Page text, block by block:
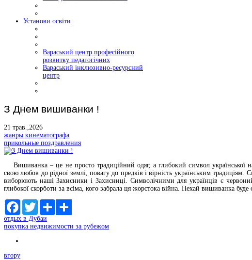
Установи освіти
Вараський центр професійного
розвитку педагогічних
Вараський інклюзивно-ресурсний
центр
З Днем вишиванки !
21 трав.,2026
жанры кинематографа
прикольные поздравления
Вишиванка – це не просто традиційний одяг, а глибокий символ української
свою любов до рідної землі, повагу до предків і вірність українським
виборюють наші Захисники і Захисниці. Символічними для українців є
глибокої скорботи за всіма, кого забрала ця жорстока війна. Нехай вишиванка буде
FacebookTwitter Share
Share
отдых в Дубаи
покупка недвижимости за рубежом
вгору